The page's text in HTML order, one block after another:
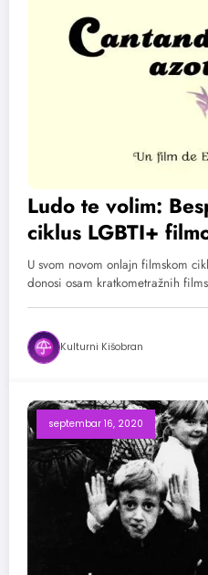
Ludo te volim:
ciklus LGBTI+
U svom novom onlajn filmskom
donosi osam kratkometražnih
Kulturni Kišobran
septembar 16, 2020